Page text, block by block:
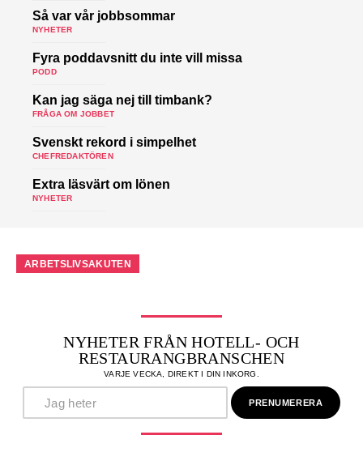
Så var vår jobbsommar
NYHETER
Fyra poddavsnitt du inte vill missa
PODD
Kan jag säga nej till timbank?
FRÅGA OM JOBBET
Svenskt rekord i simpelhet
CHEFREDAKTÖREN
Extra läsvärt om lönen
NYHETER
ARBETSLIVSAKUTEN
NYHETER FRÅN HOTELL- OCH
RESTAURANGBRANSCHEN
VARJE VECKA, DIREKT I DIN INKORG.